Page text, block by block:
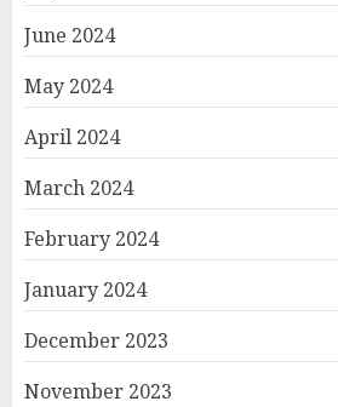
June 2024
May 2024
April 2024
March 2024
February 2024
January 2024
December 2023
November 2023